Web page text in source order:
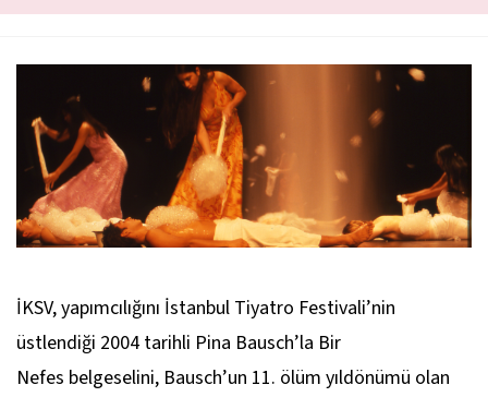
İKSV, yapımcılığını İstanbul Tiyatro Festivali’nin
üstlendiği 2004 tarihli Pina Bausch’la Bir
Nefes belgeselini, Bausch’un 11. ölüm yıldönümü olan